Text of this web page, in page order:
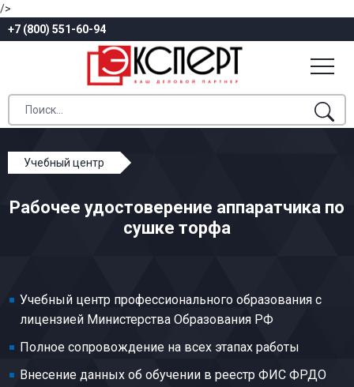
/>
+7 (800) 551-60-94
Учебный центр
Добыча и переработка торфа
Аппаратчик по сушке торфа
Рабочее удостоверение аппаратчика по
сушке торфа
Учебный центр профессионального образования с
лицензией Министерства Образования РФ
Полное сопровождение на всех этапах работы
Внесение данных об обучении в реестр ФИС ФРДО